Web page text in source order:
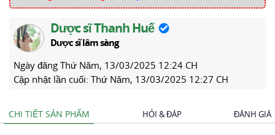
Dược sĩ Thanh Huế
Dược sĩ lâm sàng
Ngày đăng Thứ Năm, 13/03/2025 12:24 CH
Cập nhật lần cuối: Thứ Năm, 13/03/2025 12:27 CH
CHI TIẾT SẢN PHẨM HỎI & ĐÁP ĐÁNH GIÁ